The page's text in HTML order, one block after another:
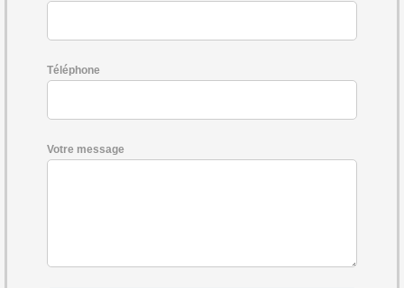
Téléphone
Votre message